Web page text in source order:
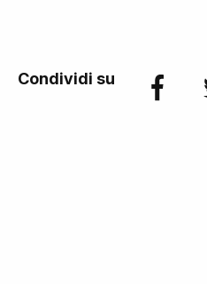
Condividi su